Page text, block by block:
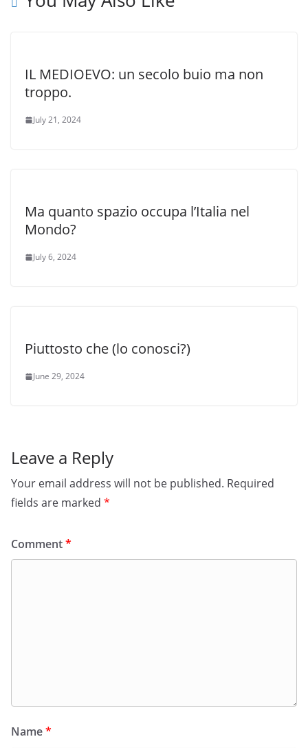
IL MEDIOEVO: un secolo buio ma non
troppo.
July 21, 2024
Ma quanto spazio occupa l’Italia nel
Mondo?
July 6, 2024
Piuttosto che (lo conosci?)
June 29, 2024
Leave a Reply
Your email address will not be published. Required
fields are marked *
Comment*
Name*